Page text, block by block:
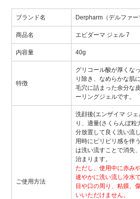
ブランド名 Derpharm（デルファー
商品名 エピダーマ ジェル 7
内容量 40g
特徴
グリコール酸が厚くな
り除き、なめらかな肌
毛穴に詰まった余分な
ーリングジェルです。
ご使用方法
洗顔後(エンザイマ ジ
り、適量(さくらんぼ粒
分放置して良く洗い流
用時にピリピリ感を伴
は洗い流すことで消失
治まります。
ただし、使用中に赤み
速やかに洗い流し冷水
目や口の周り、粘膜、
いいただけません。